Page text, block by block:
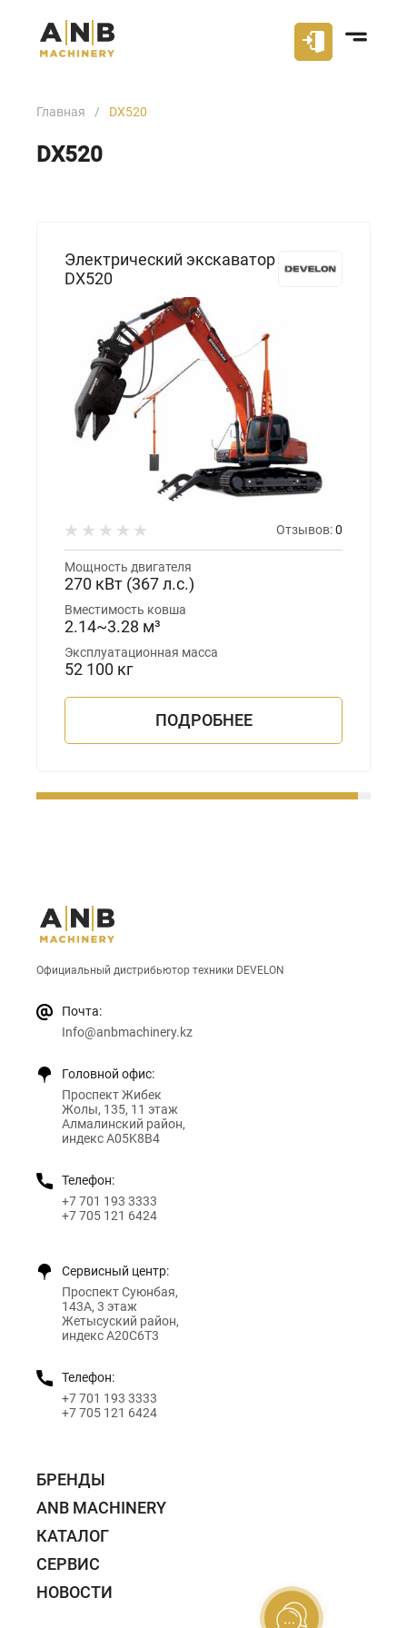
Главная DX520
DX520
Электрический экскаватор
DX520
Отзывов:0
Мощность двигателя
270 кВт (367 л.с.)
Вместимость ковша
2.14~3.28 м³
Эксплуатационная масса
52 100 кг
ПОДРОБНЕЕ
Официальный дистрибьютор техники DEVELON
Почта:
Info@anbmachinery.kz
Головной офис:
Проспект Жибек
Жолы, 135, 11 этаж
Алмалинский район,
индекс A05K8B4
Телефон:
+7 701 193 3333
+7 705 121 6424
Сервисный центр:
Проспект Суюнбая,
143А, 3 этаж
Жетысуский район,
индекс A20C6T3
Телефон:
+7 701 193 3333
+7 705 121 6424
БРЕНДЫ
ANB MACHINERY
КАТАЛОГ
СЕРВИС
НОВОСТИ